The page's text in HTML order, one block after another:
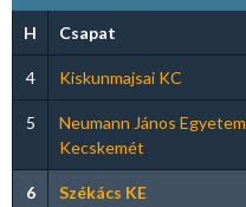
H Csapat
4 Kiskunmajsai KC
5
Neumann János Egyetem
Kecskemét
6 Székács KE